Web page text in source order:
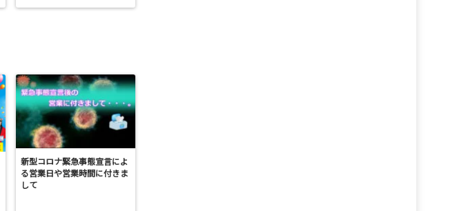
新型コロナ緊急事態宣言によ
る営業日や営業時間に付きま
して